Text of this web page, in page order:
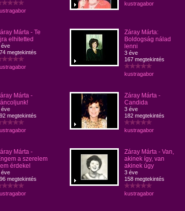
kustragabor
Márta - Te
elhitetted
éve
megtekintés
Záray Márta:
Boldogság nálad
lenni
3 éve
167 megtekintés
kustragabor
Márta -
éve
megtekintés
Záray Márta -
Candida
3 éve
182 megtekintés
kustragabor
Márta -
a szerelem
érdekel
éve
megtekintés
Záray Márta - Van,
akinek így, van
akinek úgy
3 éve
158 megtekintés
kustragabor